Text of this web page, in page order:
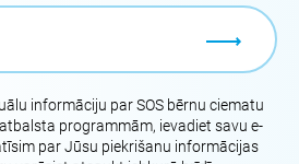
informāciju par SOS bērnu ciematu
programmām, ievadiet savu e-
par Jūsu piekrišanu informācijas